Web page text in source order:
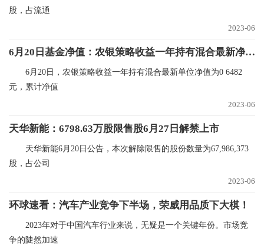
股，占流通
2023-06
6月20日基金净值：农银策略收益一年持有混合最新净值0.6482，跌0.2%-短讯
6月20日，农银策略收益一年持有混合最新单位净值为0 6482
元，累计净值
2023-06
天华新能：6798.63万股限售股6月27日解禁上市
天华新能6月20日公告，本次解除限售的股份数量为67,986,373
股，占公司
2023-06
环球速看：汽车产业竞争下半场，荣威用品质下大棋！
2023年对于中国汽车行业来说，无疑是一个关键年份。市场竞
争的陡然加速